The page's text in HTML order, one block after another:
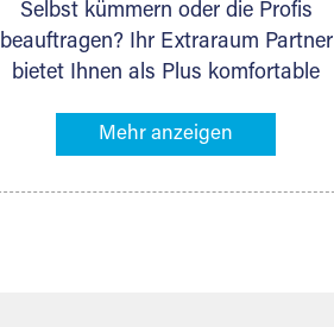
Selbst kümmern oder die Profis
beauftragen? Ihr Extraraum Partner
bietet Ihnen als Plus komfortable
besonders bequem machen. Dazu
Lieferung von Packmaterial sowie